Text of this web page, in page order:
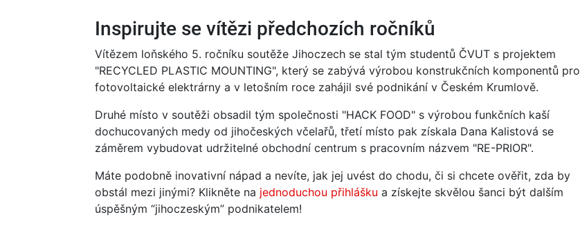
Inspirujte se vítězi předchozích ročníků
Vítězem loňského 5. ročníku soutěže Jihoczech se stal tým studentů ČVUT s projektem
"RECYCLED PLASTIC MOUNTING", který se zabývá výrobou konstrukčních komponentů pro
fotovoltaické elektrárny a v letošním roce zahájil své podnikání v Českém Krumlově.
Druhé místo v soutěži obsadil tým společnosti "HACK FOOD" s výrobou funkčních kaší
dochucovaných medy od jihočeských včelařů, třetí místo pak získala Dana Kalistová se
záměrem vybudovat udržitelné obchodní centrum s pracovním názvem "RE-PRIOR".
Máte podobně inovativní nápad a nevíte, jak jej uvést do chodu, či si chcete ověřit, zda by
obstál mezi jinými? Klikněte na jednoduchou přihlášku a získejte skvělou šanci být dalším
úspěšným “jihoczeským” podnikatelem!